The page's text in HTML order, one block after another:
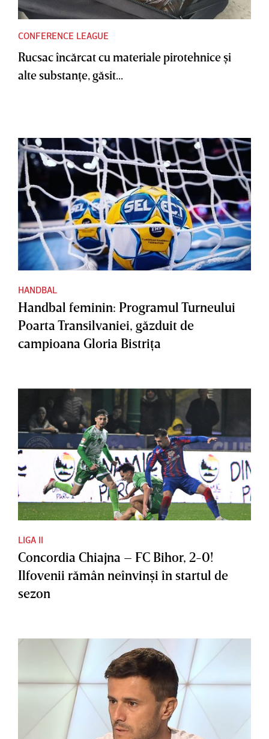
CONFERENCE LEAGUE
Rucsac încărcat cu materiale pirotehnice şi
alte substanţe, găsit...
HANDBAL
Handbal feminin: Programul Turneului
Poarta Transilvaniei, găzduit de
campioana Gloria Bistriţa
LIGA II
Concordia Chiajna – FC Bihor, 2-0!
Ilfovenii rămân neînvinşi în startul de
sezon